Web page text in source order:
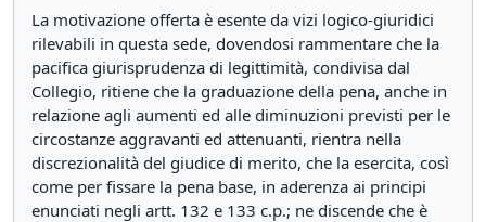
La motivazione offerta è esente da vizi logico-giuridici
rilevabili in questa sede, dovendosi rammentare che la
pacifica giurisprudenza di legittimità, condivisa dal
Collegio, ritiene che la graduazione della pena, anche in
relazione agli aumenti ed alle diminuzioni previsti per le
circostanze aggravanti ed attenuanti, rientra nella
discrezionalità del giudice di merito, che la esercita, così
come per fissare la pena base, in aderenza ai principi
enunciati negli artt. 132 e 133 c.p.; ne discende che è